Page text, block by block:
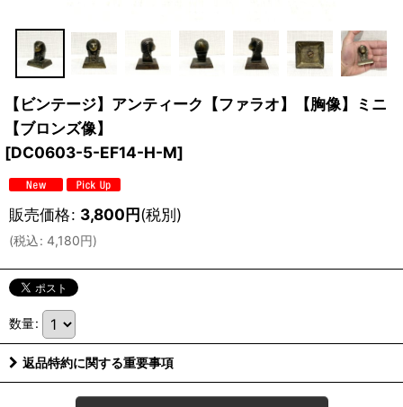
【ビンテージ】アンティーク【ファラオ】【胸像】ミニ
【ブロンズ像】
[DC0603-5-EF14-H-M]
販売価格: 3,800円(税別)
(税込: 4,180円)
数量:
返品特約に関する重要事項